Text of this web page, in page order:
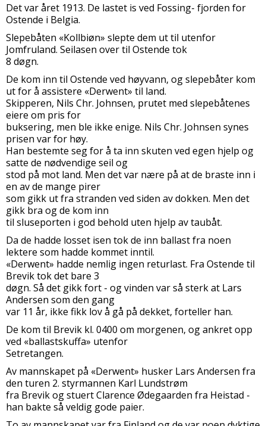
Det var året 1913. De lastet is ved Fossing- fjorden for
Ostende i Belgia.
Slepebåten «Kollbiøn» slepte dem ut til utenfor
Jomfruland. Seilasen over til Ostende tok
8 døgn.
De kom inn til Ostende ved høyvann, og slepebåter kom
ut for å assistere «Derwent» til land.
Skipperen, Nils Chr. Johnsen, prutet med slepebåtenes
eiere om pris for
buksering, men ble ikke enige. Nils Chr. Johnsen synes
prisen var for høy.
Han bestemte seg for å ta inn skuten ved egen hjelp og
satte de nødvendige seil og
stod på mot land. Men det var nære på at de braste inn i
en av de mange pirer
som gikk ut fra stranden ved siden av dokken. Men det
gikk bra og de kom inn
til sluseporten i god behold uten hjelp av taubåt.
Da de hadde losset isen tok de inn ballast fra noen
lektere som hadde kommet inntil.
«Derwent» hadde nemlig ingen returlast. Fra Ostende til
Brevik tok det bare 3
døgn. Så det gikk fort - og vinden var så sterk at Lars
Andersen som den gang
var 11 år, ikke fikk lov å gå på dekket, forteller han.
De kom til Brevik kl. 0400 om morgenen, og ankret opp
ved «ballastskuffa» utenfor
Setretangen.
Av mannskapet på «Derwent» husker Lars Andersen fra
den turen 2. styrmannen Karl Lundstrøm
fra Brevik og stuert Clarence Ødegaarden fra Heistad -
han bakte så veldig gode paier.